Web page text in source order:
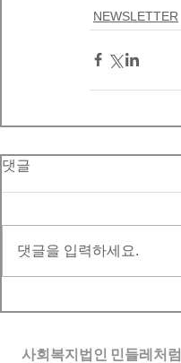
NEWSLETTER
댓글
댓글을 입력하세요.
사회복지법인 민들레처럼